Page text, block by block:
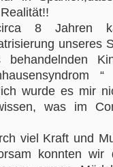
8 Jahren
unseres
behandelnden
wurde es mir
was im
viel Kraft und
konnten